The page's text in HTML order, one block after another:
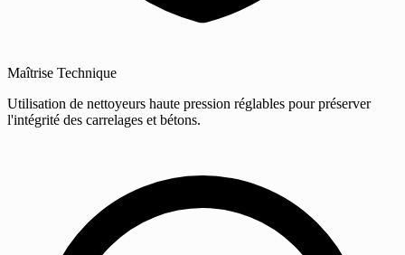
Maîtrise Technique
Utilisation de nettoyeurs haute pression réglables pour préserver
l'intégrité des carrelages et bétons.